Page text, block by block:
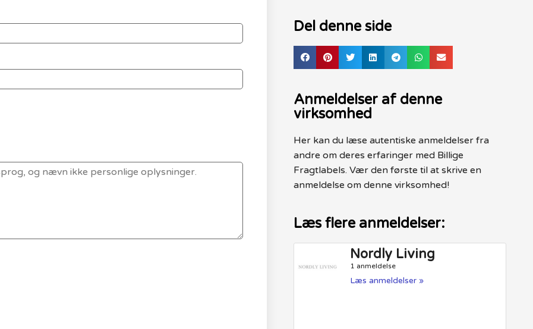
Del denne side
Anmeldelser af denne
virksomhed
Her kan du læse autentiske anmeldelser fra
andre om deres erfaringer med Billige
Fragtlabels. Vær den første til at skrive en
anmeldelse om denne virksomhed!
Læs flere anmeldelser:
Nordly Living
1 anmeldelse
Læs anmeldelser »